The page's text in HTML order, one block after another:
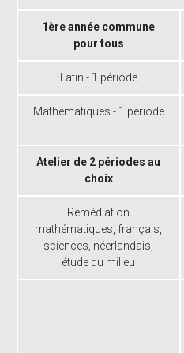
1ère année commune
pour tous
Latin - 1 période
Mathématiques - 1 période
Atelier de 2 périodes au
choix
Remédiation
mathématiques, français,
sciences, néerlandais,
étude du milieu